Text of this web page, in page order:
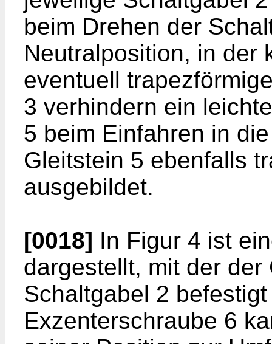
beim Drehen der
Neutralposition, in der
eventuell
3 verhindern ein
5 beim Einfahren in
Gleitstein 5 ebenfalls
ausgebildet.
[0018] In Figur 4 ist
dargestellt, mit der
Schaltgabel 2
Exzenterschraube 6